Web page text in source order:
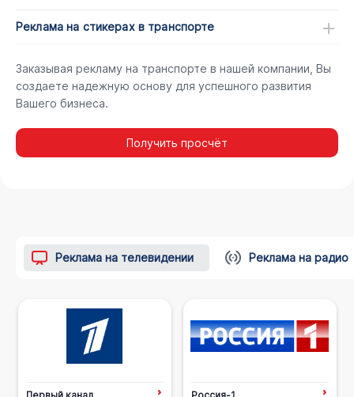
Реклама на стикерах в транспорте
Заказывая рекламу на транспорте в нашей компании, Вы
создаете надежную основу для успешного развития
Вашего бизнеса.
Получить просчёт
Реклама на телевидении Реклама на радио